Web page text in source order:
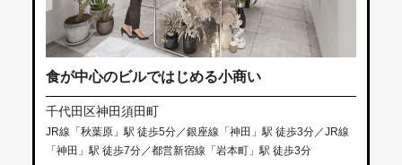
食が中心のビルではじめる小商い
千代田区神田須田町
JR線「秋葉原」駅 徒歩5分／銀座線「神田」駅 徒歩3分／JR線
「神田」駅 徒歩7分／都営新宿線「岩本町」駅 徒歩3分